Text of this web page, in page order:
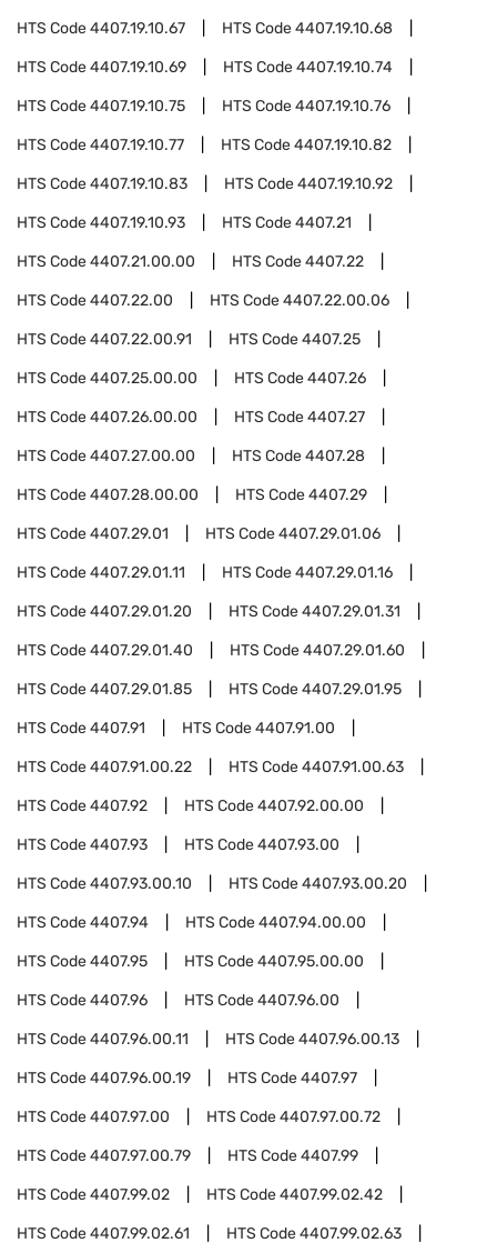
HTS Code4407.19.10.67 HTS Code4407.19.10.68
HTS Code4407.19.10.69 HTS Code4407.19.10.74
HTS Code4407.19.10.75 HTS Code4407.19.10.76
HTS Code4407.19.10.77 HTS Code4407.19.10.82
HTS Code4407.19.10.83 HTS Code4407.19.10.92
HTS Code4407.19.10.93 HTS Code4407.21
HTS Code4407.21.00.00 HTS Code4407.22
HTS Code4407.22.00 HTS Code4407.22.00.06
HTS Code4407.22.00.91 HTS Code4407.25
HTS Code4407.25.00.00 HTS Code4407.26
HTS Code4407.26.00.00 HTS Code4407.27
HTS Code4407.27.00.00 HTS Code4407.28
HTS Code4407.28.00.00 HTS Code4407.29
HTS Code4407.29.01 HTS Code4407.29.01.06
HTS Code4407.29.01.11 HTS Code4407.29.01.16
HTS Code4407.29.01.20 HTS Code4407.29.01.31
HTS Code4407.29.01.40 HTS Code4407.29.01.60
HTS Code4407.29.01.85 HTS Code4407.29.01.95
HTS Code4407.91 HTS Code4407.91.00
HTS Code4407.91.00.22 HTS Code4407.91.00.63
HTS Code4407.92 HTS Code4407.92.00.00
HTS Code4407.93 HTS Code4407.93.00
HTS Code4407.93.00.10 HTS Code4407.93.00.20
HTS Code4407.94 HTS Code4407.94.00.00
HTS Code4407.95 HTS Code4407.95.00.00
HTS Code4407.96 HTS Code4407.96.00
HTS Code4407.96.00.11 HTS Code4407.96.00.13
HTS Code4407.96.00.19 HTS Code4407.97
HTS Code4407.97.00 HTS Code4407.97.00.72
HTS Code4407.97.00.79 HTS Code4407.99
HTS Code4407.99.02 HTS Code4407.99.02.42
HTS Code4407.99.02.61 HTS Code4407.99.02.63